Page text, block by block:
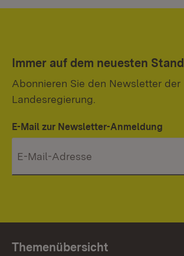
Immer auf dem neuesten Stand
Abonnieren Sie den Newsletter der
Landesregierung.
E-Mail zur Newsletter-Anmeldung
Themenübersicht